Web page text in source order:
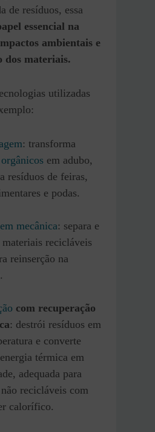
de resíduos, essa
essencial na
ambientais e
dos materiais.
utilizadas
: transforma
em adubo,
resíduos de feiras,
e podas.
mecânica: separa e
materiais recicláveis
reinserção na
com recuperação
: destrói resíduos em
e converte
térmica em
adequada para
recicláveis com
calorífico.